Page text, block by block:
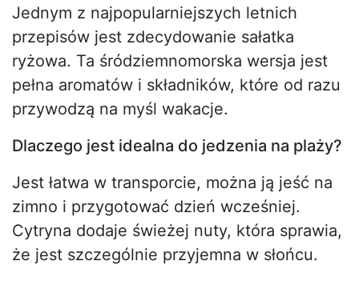
Jednym z najpopularniejszych letnich
przepisów jest zdecydowanie sałatka
ryżowa. Ta śródziemnomorska wersja jest
pełna aromatów i składników, które od razu
przywodzą na myśl wakacje.
Dlaczego jest idealna do jedzenia na plaży?
Jest łatwa w transporcie, można ją jeść na
zimno i przygotować dzień wcześniej.
Cytryna dodaje świeżej nuty, która sprawia,
że jest szczególnie przyjemna w słońcu.